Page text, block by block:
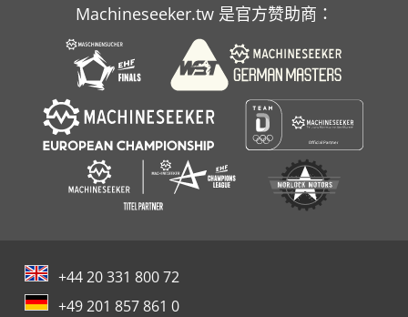
Machineseeker.tw 是官方赞助商：
+44 20 331 800 72
+49 201 857 861 0